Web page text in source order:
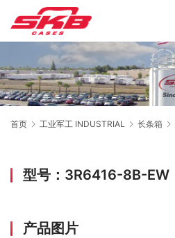
首页 工业军工 INDUSTRIAL 长条箱
型号：3R6416-8B-EW
产品图片